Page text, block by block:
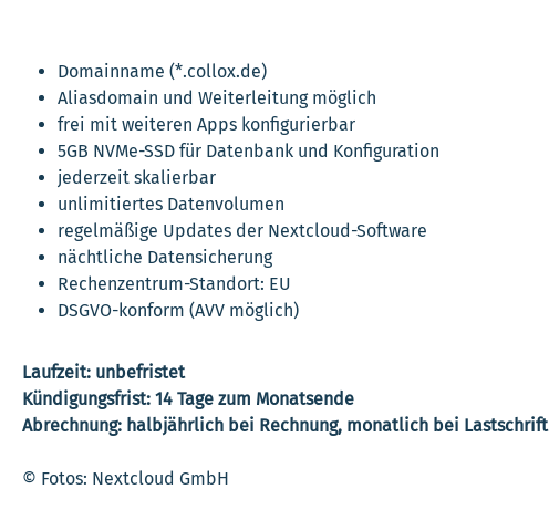
Domainname (*.collox.de)
Aliasdomain und Weiterleitung möglich
frei mit weiteren Apps konfigurierbar
5GB NVMe-SSD für Datenbank und Konfiguration
jederzeit skalierbar
unlimitiertes Datenvolumen
regelmäßige Updates der Nextcloud-Software
nächtliche Datensicherung
Rechenzentrum-Standort: EU
DSGVO-konform (AVV möglich)
Laufzeit: unbefristet
Kündigungsfrist: 14 Tage zum Monatsende
Abrechnung: halbjährlich bei Rechnung, monatlich bei Lastschrift
© Fotos: Nextcloud GmbH